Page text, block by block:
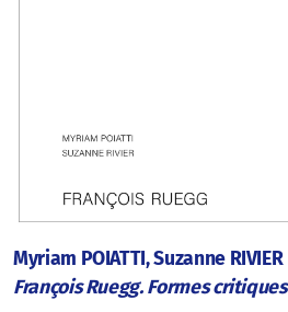
Myriam POIATTI, Suzanne RIVIER
François Ruegg. Formes critiques